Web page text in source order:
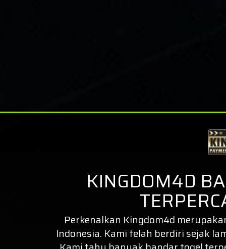
KINGDOM4D
Perkenalkan Kingdom4d
Indonesia. Kami telah berdiri sejak